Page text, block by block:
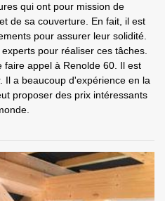
qui ont pour mission de
de sa couverture. En fait, il est
pour assurer leur solidité.
pour réaliser ces tâches.
faire appel à Renolde 60. Il est
Il a beaucoup d'expérience en la
proposer des prix intéressants